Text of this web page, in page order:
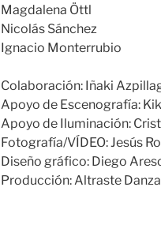
Magdalena Öttl
Nicolás Sánchez
Ignacio Monterrubio
Colaboración: Iñaki
Apoyo de Escenografía:
Apoyo de Iluminación:
Fotografía/VÍDEO: Jesús
Diseño gráfico: Diego
Producción: Altraste Danza